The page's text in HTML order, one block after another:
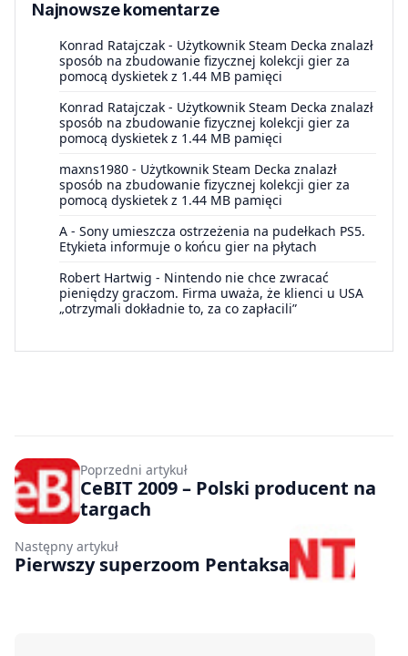
Najnowsze komentarze
Konrad Ratajczak - Użytkownik Steam Decka znalazł
sposób na zbudowanie fizycznej kolekcji gier za
pomocą dyskietek z 1.44 MB pamięci
Konrad Ratajczak - Użytkownik Steam Decka znalazł
sposób na zbudowanie fizycznej kolekcji gier za
pomocą dyskietek z 1.44 MB pamięci
maxns1980 - Użytkownik Steam Decka znalazł
sposób na zbudowanie fizycznej kolekcji gier za
pomocą dyskietek z 1.44 MB pamięci
A - Sony umieszcza ostrzeżenia na pudełkach PS5.
Etykieta informuje o końcu gier na płytach
Robert Hartwig - Nintendo nie chce zwracać
pieniędzy graczom. Firma uważa, że klienci u USA
„otrzymali dokładnie to, za co zapłacili”
Poprzedni artykuł
CeBIT 2009 – Polski producent na
targach
Następny artykuł
Pierwszy superzoom Pentaksa